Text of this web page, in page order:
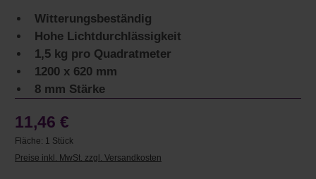
Witterungsbeständig
Hohe Lichtdurchlässigkeit
1,5 kg pro Quadratmeter
1200 x 620 mm
8 mm Stärke
11,46 €
Fläche: 1 Stück
Preise inkl. MwSt. zzgl. Versandkosten